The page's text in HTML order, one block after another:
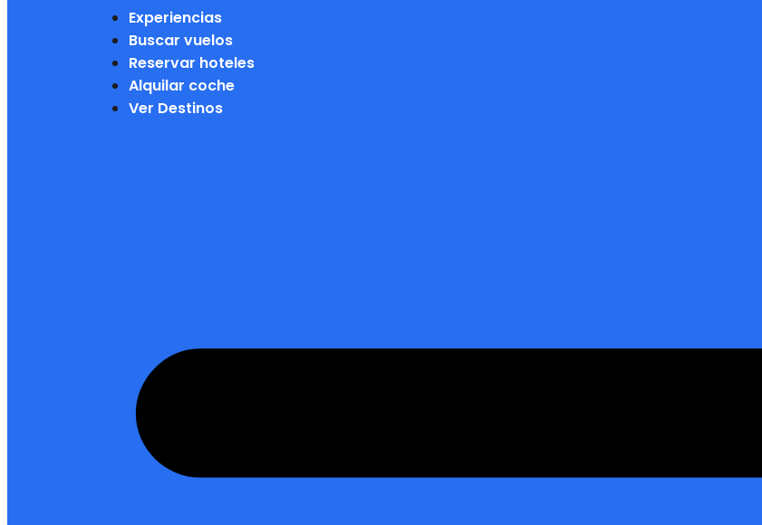
Experiencias
Buscar vuelos
Reservar hoteles
Alquilar coche
Ver Destinos